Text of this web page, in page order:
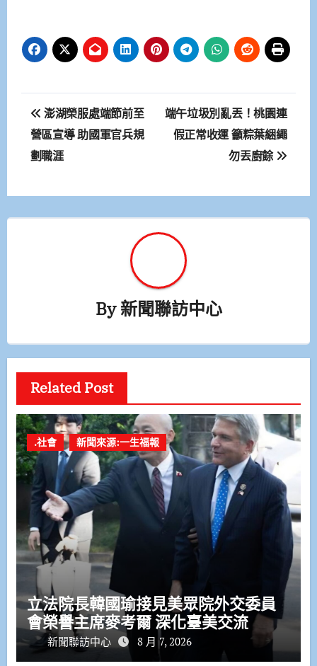
文
章
導
覽
澎湖榮服處端節前至
營區宣導 助國軍官兵規
劃職涯
端午垃圾別亂丟！桃園連
假正常收運 籲粽葉綑繩
勿丟廚餘
By新聞聯訪中心
Related Post
.社會 新聞來源:一生福報
立法院長韓國瑜接見美眾院外交委員
會榮譽主席麥考爾 深化臺美交流
新聞聯訪中心 8 月 7, 2026